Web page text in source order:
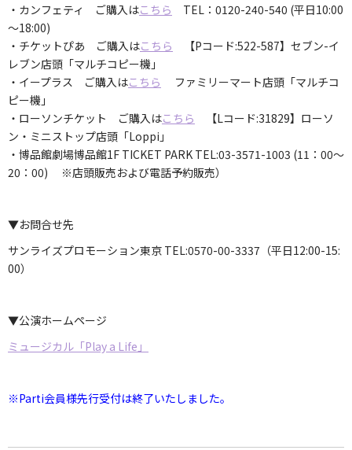
・カンフェティ ご購入はこちら TEL：0120-240-540 (平日10:00
～18:00)
・チケットぴあ ご購入はこちら 【Pコード:522-587】セブン-イ
レブン店頭「マルチコピー機」
・イープラス ご購入はこちら ファミリーマート店頭「マルチコ
ピー機」
・ローソンチケット ご購入はこちら 【Lコード:31829】ローソ
ン・ミニストップ店頭「Loppi」
・博品館劇場博品館1F TICKET PARK TEL:03-3571-1003 (11：00～
20：00) ※店頭販売および電話予約販売）
▼お問合せ先
サンライズプロモーション東京 TEL:0570-00-3337（平日12:00-15:
00）
▼公演ホームページ
ミュージカル「Play a Life」
※Parti会員様先行受付は終了いたしました。